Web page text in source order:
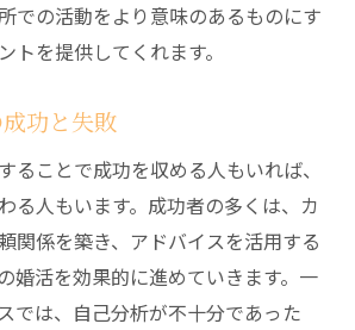
での活動をより意味のあるものにす
トを提供してくれます。
功と失敗
ることで成功を収める人もいれば、
る人もいます。成功者の多くは、カ
関係を築き、アドバイスを活用する
婚活を効果的に進めていきます。一
では、自己分析が不十分であった